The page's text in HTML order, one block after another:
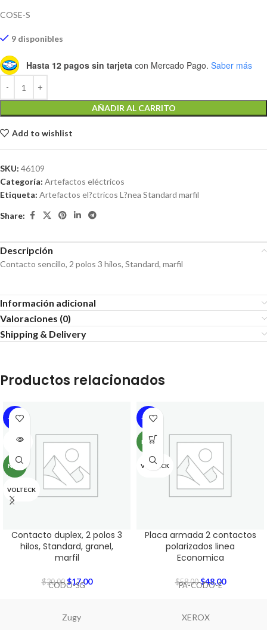
COSE-S
9 disponibles
Hasta 12 pagos sin tarjeta con Mercado Pago. Saber más
AÑADIR AL CARRITO
Add to wishlist
SKU: 46109
Categoría: Artefactos eléctricos
Etiqueta: Artefactos el?ctricos L?nea Standard marfil
Share:
Descripción
Contacto sencillo, 2 polos 3 hilos, Standard, marfil
Información adicional
Valoraciones (0)
Shipping & Delivery
Productos relacionados
-15%
SOLD
NEW
VOLTECK
Contacto duplex, 2 polos 3
hilos, Standard, granel,
marfil
$20.00 $17.00
CODO-SG
-17%
NEW
VOLTECK
Placa armada 2 contactos
polarizados linea
Economica
$58.00 $48.00
PA-CODO-E
Zugy XEROX